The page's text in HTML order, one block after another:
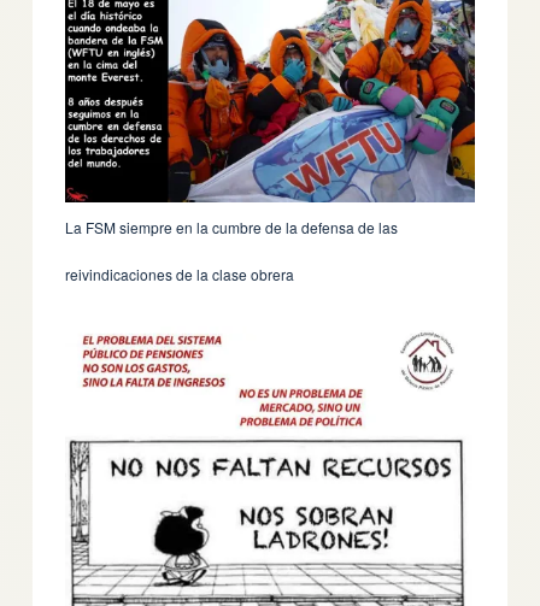
La FSM siempre en la cumbre de la defensa de las
reivindicaciones de la clase obrera